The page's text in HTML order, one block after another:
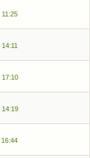
11:25
17:10
14:19
16:44